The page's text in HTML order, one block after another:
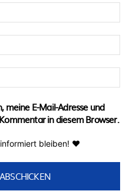
meine E-Mail-Adresse und
in diesem Browser.
bleiben! ♥